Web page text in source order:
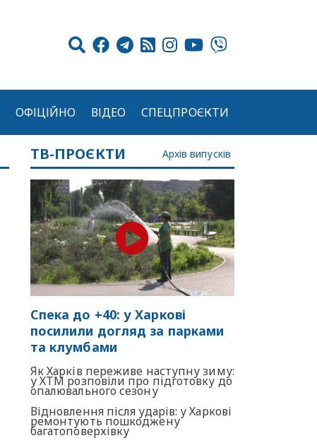
ОФІЦІЙНО ВІДЕО СПЕЦПРОЄКТИ
ТВ-ПРОЄКТИ Архів випусків
Спека до +40: у Харкові
посилили догляд за парками
та клумбами
Як Харків переживе наступну зиму:
у ХТМ розповіли про підготовку до
опалювального сезону
Відновлення після ударів: у Харкові
ремонтують пошкоджену
багатоповерхівку